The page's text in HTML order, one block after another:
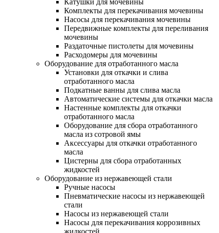
Катушки для мочевины
Комплекты для перекачивания мочевины
Насосы для перекачивания мочевины
Передвижные комплекты для переливания
мочевины
Раздаточные пистолеты для мочевины
Расходомеры для мочевины
Оборудование для отработанного масла
Установки для откачки и слива
отработанного масла
Подкатные ванны для слива масла
Автоматические системы для откачки масла
Настенные комплекты для откачки
отработанного масла
Оборудование для сбора отработанного
масла из сотровой ямы
Аксессуары для откачки отработанного
масла
Цистерны для сбора отработанных
жидкостей
Оборудование из нержавеющей стали
Ручные насосы
Пневматические насосы из нержавеющей
стали
Насосы из нержавеющей стали
Насосы для перекачивания коррозивных